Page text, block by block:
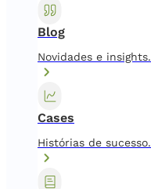
Blog
Novidades e insights.
Cases
Histórias de sucesso.